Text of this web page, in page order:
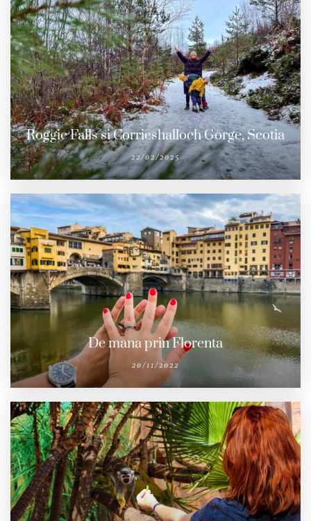
Roggie Falls si Corrieshalloch Gorge, Scotia
22/02/2025
De mana prin Florenta
20/11/2022